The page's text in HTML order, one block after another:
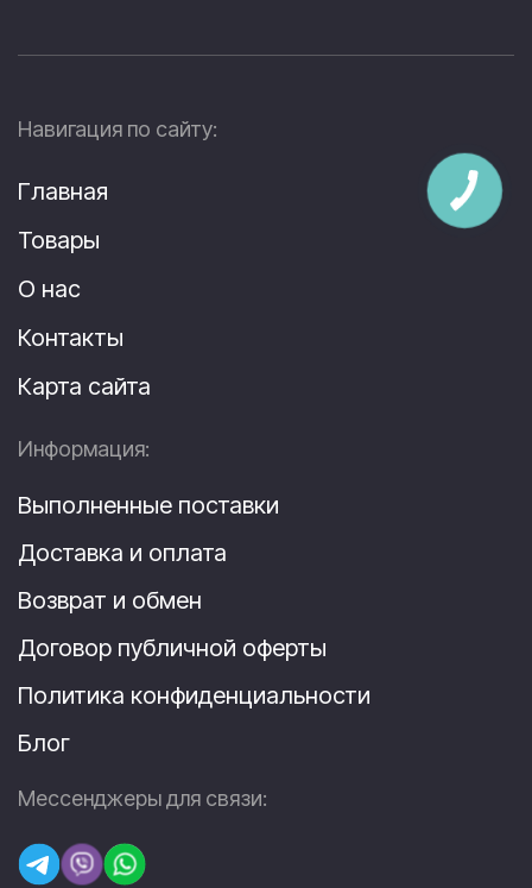
Навигация по сайту:
Главная
Товары
О нас
Контакты
Карта сайта
Информация:
Выполненные поставки
Доставка и оплата
Возврат и обмен
Договор публичной оферты
Политика конфиденциальности
Блог
Мессенджеры для связи: